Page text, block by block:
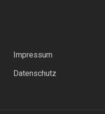
Impressum
Datenschutz